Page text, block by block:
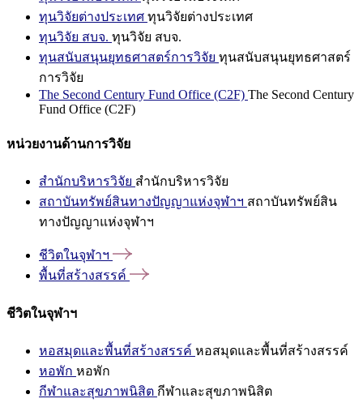
ทุนวิจัยต่างประเทศ ทุนวิจัยต่างประเทศ
ทุนวิจัย สบจ. ทุนวิจัย สบจ.
ทุนสนับสนุนยุทธศาสตร์การวิจัย ทุนสนับสนุนยุทธศาสตร์
การวิจัย
The Second Century Fund Office (C2F) The Second Century
Fund Office (C2F)
หน่วยงานด้านการวิจัย
สำนักบริหารวิจัย สำนักบริหารวิจัย
สถาบันทรัพย์สินทางปัญญาแห่งจุฬาฯ สถาบันทรัพย์สิน
ทางปัญญาแห่งจุฬาฯ
ชีวิตในจุฬาฯ
พื้นที่สร้างสรรค์
ชีวิตในจุฬาฯ
หอสมุดและพื้นที่สร้างสรรค์ หอสมุดและพื้นที่สร้างสรรค์
หอพัก หอพัก
กีฬาและสุขภาพนิสิต กีฬาและสุขภาพนิสิต